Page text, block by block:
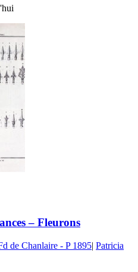
– Fleurons
de Chanlaire - P 1895| Patricia